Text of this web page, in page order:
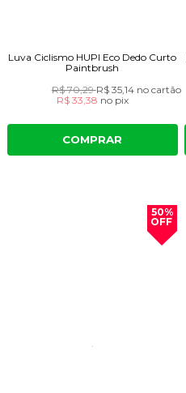
Luva Ciclismo HUPI Eco Dedo Curto
Paintbrush
R$ 70,29R$ 35,14 no cartão
R$ 33,38 no pix
COMPRAR
50%
OFF